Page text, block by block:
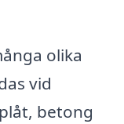
olika
vid
betong